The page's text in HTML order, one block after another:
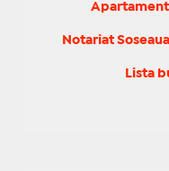
Notariat
Lista